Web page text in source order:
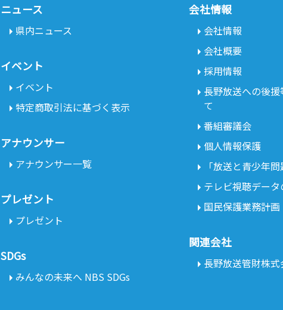
ニュース
県内ニュース
イベント
イベント
特定商取引法に基づく表示
アナウンサー
アナウンサー一覧
プレゼント
プレゼント
SDGs
みんなの未来へ NBS SDGs
会社情報
会社情報
会社概要
採用情報
長野放送への後
て
番組審議会
個人情報保護
「放送と青少年
テレビ視聴デー
国民保護業務計画
関連会社
長野放送管財株式